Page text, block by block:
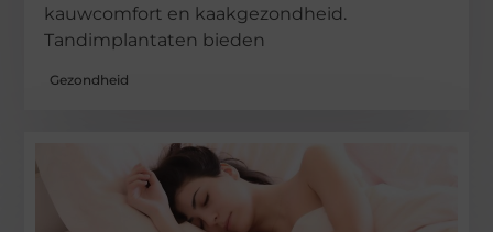
kauwcomfort en kaakgezondheid.
Tandimplantaten bieden
Gezondheid